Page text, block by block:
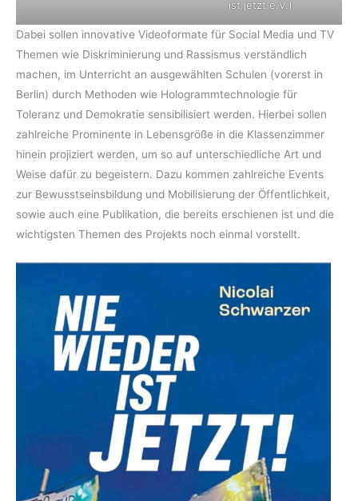
ist jetzt e.V.)
Dabei sollen innovative Videoformate für Social Media und TV
Themen wie Diskriminierung und Rassismus verständlich
machen, im Unterricht an ausgewählten Schulen (vorerst in
Berlin) durch Methoden wie Hologrammtechnologie für
Toleranz und Demokratie sensibilisiert werden. Hierbei sollen
zahlreiche Prominente in Lebensgröße in die Klassenzimmer
hinein projiziert werden, um so auf unterschiedliche Art und
Weise dafür zu begeistern. Dazu kommen zahlreiche Events
zur Bewusstseinsbildung und Mobilisierung der Öffentlichkeit,
sowie auch eine Publikation, die bereits erschienen ist und die
wichtigsten Themen des Projekts noch einmal vorstellt.